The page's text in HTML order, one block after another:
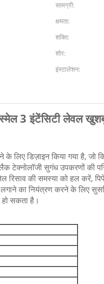
सामग्री:
क्षमता:
शक्ति:
शोर:
इंस्टालेशन:
3 इंटेंसिटी लेवल
लिए डिज़ाइन किया गया है,
टेक्नोलॉजी सुगंध उपकरणों की
तेल रिसाव की समस्या को हल करें,
का नियंत्रण करने के लिए
सकता है।